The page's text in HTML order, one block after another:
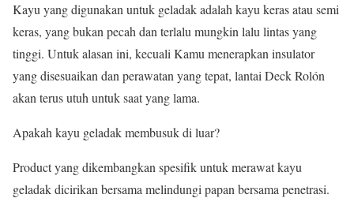
Kayu yang digunakan untuk geladak adalah kayu keras atau semi
keras, yang bukan pecah dan terlalu mungkin lalu lintas yang
tinggi. Untuk alasan ini, kecuali Kamu menerapkan insulator
yang disesuaikan dan perawatan yang tepat, lantai Deck Rolón
akan terus utuh untuk saat yang lama.
Apakah kayu geladak membusuk di luar?
Product yang dikembangkan spesiﬁk untuk merawat kayu
geladak dicirikan bersama melindungi papan bersama penetrasi.